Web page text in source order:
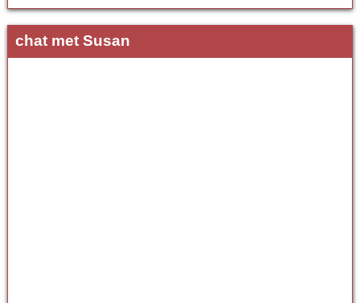
chat met Susan